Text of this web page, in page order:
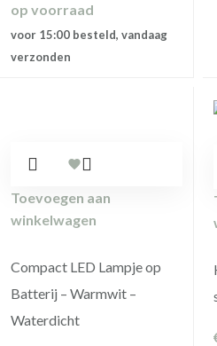
op voorraad
voor 15:00 besteld, vandaag
verzonden
Toevoegen aan
winkelwagen
Compact LED Lampje op
Batterij – Warmwit –
Waterdicht